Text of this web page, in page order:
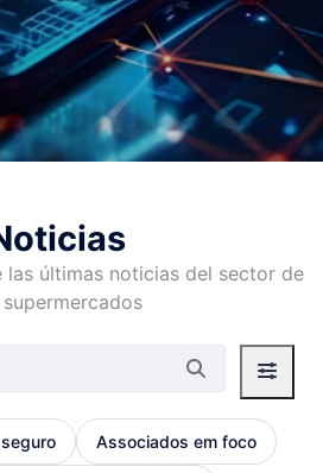
las últimas noticias del sector de
Associados em foco